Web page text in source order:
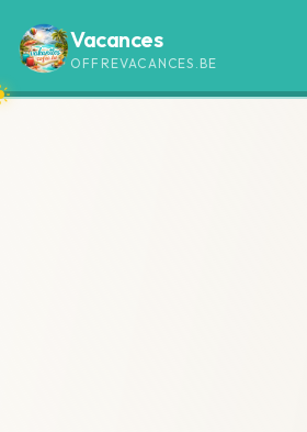
Vacances
OFFREVACANCES.BE